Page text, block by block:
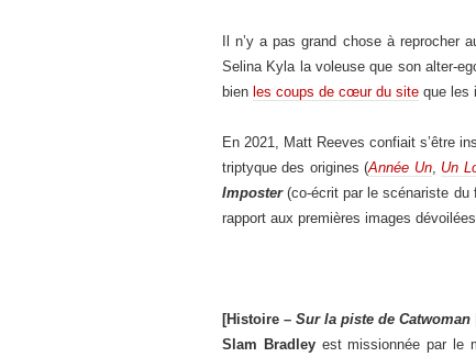
Il n’y a pas grand chose à reprocher
Selina Kyla la voleuse que son alter-
bien les coups de cœur du site que les
En 2021, Matt Reeves confiait s’être
triptyque des origines (Année Un, Un
Imposter(co-écrit par le scénariste du
rapport aux premières images
[Histoire – Sur la piste de Catwoman
Slam Bradleyest missionnée par le